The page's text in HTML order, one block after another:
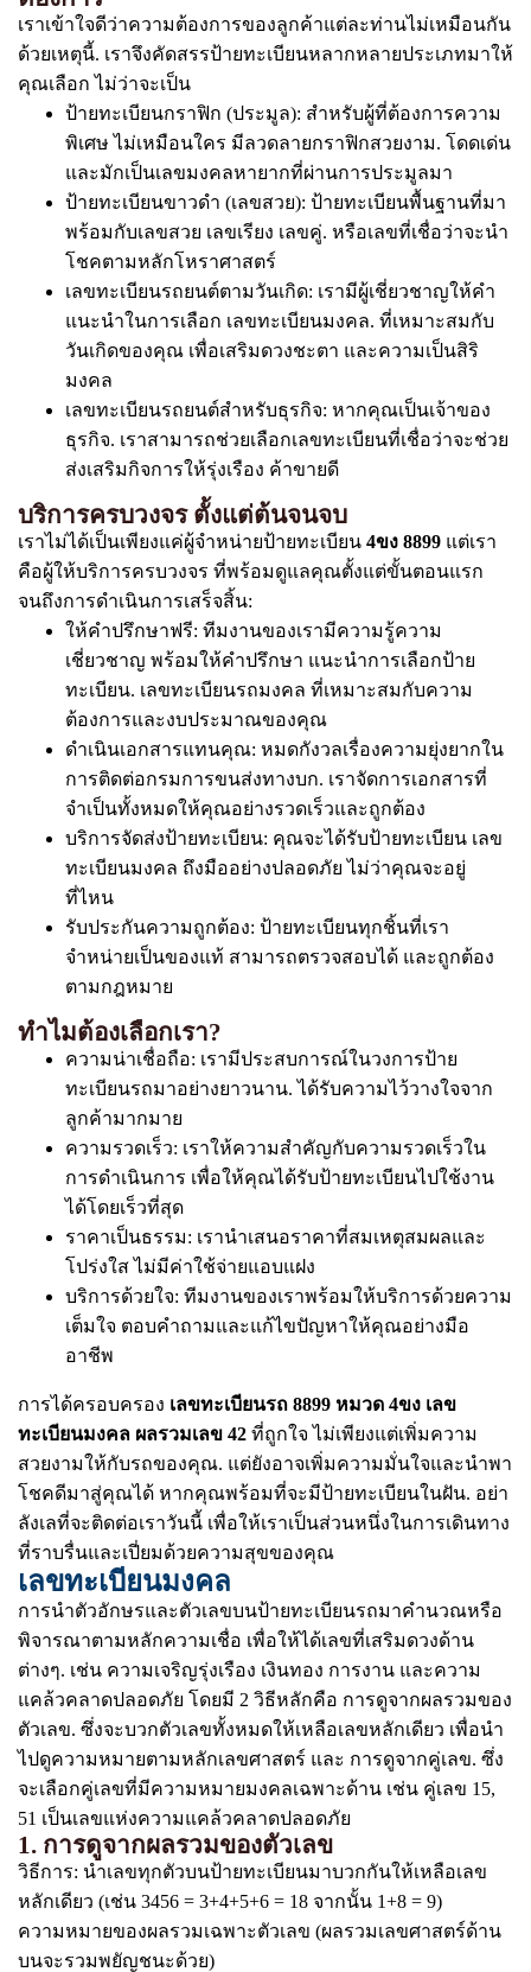
เราเข้าใจดีว่าความต้องการของลูกค้าแต่ละท่านไม่เหมือนกัน
ด้วยเหตุนี้. เราจึงคัดสรรป้ายทะเบียนหลากหลายประเภทมาให้
คุณเลือก ไม่ว่าจะเป็น
ป้ายทะเบียนกราฟิก (ประมูล): สำหรับผู้ที่ต้องการความ
พิเศษ ไม่เหมือนใคร มีลวดลายกราฟิกสวยงาม. โดดเด่น
และมักเป็นเลขมงคลหายากที่ผ่านการประมูลมา
ป้ายทะเบียนขาวดำ (เลขสวย): ป้ายทะเบียนพื้นฐานที่มา
พร้อมกับเลขสวย เลขเรียง เลขคู่. หรือเลขที่เชื่อว่าจะนำ
โชคตามหลักโหราศาสตร์
เลขทะเบียนรถยนต์ตามวันเกิด: เรามีผู้เชี่ยวชาญให้คำ
แนะนำในการเลือก เลขทะเบียนมงคล. ที่เหมาะสมกับ
วันเกิดของคุณ เพื่อเสริมดวงชะตา และความเป็นสิริ
มงคล
เลขทะเบียนรถยนต์สำหรับธุรกิจ: หากคุณเป็นเจ้าของ
ธุรกิจ. เราสามารถช่วยเลือกเลขทะเบียนที่เชื่อว่าจะช่วย
ส่งเสริมกิจการให้รุ่งเรือง ค้าขายดี
บริการครบวงจร ตั้งแต่ต้นจนจบ
เราไม่ได้เป็นเพียงแค่ผู้จำหน่ายป้ายทะเบียน 4ขง 8899 แต่เรา
คือผู้ให้บริการครบวงจร ที่พร้อมดูแลคุณตั้งแต่ขั้นตอนแรก
จนถึงการดำเนินการเสร็จสิ้น:
ให้คำปรึกษาฟรี: ทีมงานของเรามีความรู้ความ
เชี่ยวชาญ พร้อมให้คำปรึกษา แนะนำการเลือกป้าย
ทะเบียน. เลขทะเบียนรถมงคล ที่เหมาะสมกับความ
ต้องการและงบประมาณของคุณ
ดำเนินเอกสารแทนคุณ: หมดกังวลเรื่องความยุ่งยากใน
การติดต่อกรมการขนส่งทางบก. เราจัดการเอกสารที่
จำเป็นทั้งหมดให้คุณอย่างรวดเร็วและถูกต้อง
บริการจัดส่งป้ายทะเบียน: คุณจะได้รับป้ายทะเบียน เลข
ทะเบียนมงคล ถึงมืออย่างปลอดภัย ไม่ว่าคุณจะอยู่
ที่ไหน
รับประกันความถูกต้อง: ป้ายทะเบียนทุกชิ้นที่เรา
จำหน่ายเป็นของแท้ สามารถตรวจสอบได้ และถูกต้อง
ตามกฎหมาย
ทำไมต้องเลือกเรา?
ความน่าเชื่อถือ: เรามีประสบการณ์ในวงการป้าย
ทะเบียนรถมาอย่างยาวนาน. ได้รับความไว้วางใจจาก
ลูกค้ามากมาย
ความรวดเร็ว: เราให้ความสำคัญกับความรวดเร็วใน
การดำเนินการ เพื่อให้คุณได้รับป้ายทะเบียนไปใช้งาน
ได้โดยเร็วที่สุด
ราคาเป็นธรรม: เรานำเสนอราคาที่สมเหตุสมผลและ
โปร่งใส ไม่มีค่าใช้จ่ายแอบแฝง
บริการด้วยใจ: ทีมงานของเราพร้อมให้บริการด้วยความ
เต็มใจ ตอบคำถามและแก้ไขปัญหาให้คุณอย่างมือ
อาชีพ
การได้ครอบครอง เลขทะเบียนรถ 8899 หมวด 4ขง เลข
ทะเบียนมงคล ผลรวมเลข 42 ที่ถูกใจ ไม่เพียงแต่เพิ่มความ
สวยงามให้กับรถของคุณ. แต่ยังอาจเพิ่มความมั่นใจและนำพา
โชคดีมาสู่คุณได้ หากคุณพร้อมที่จะมีป้ายทะเบียนในฝัน. อย่า
ลังเลที่จะติดต่อเราวันนี้ เพื่อให้เราเป็นส่วนหนึ่งในการเดินทาง
ที่ราบรื่นและเปี่ยมด้วยความสุขของคุณ
เลขทะเบียนมงคล
การนำตัวอักษรและตัวเลขบนป้ายทะเบียนรถมาคำนวณหรือ
พิจารณาตามหลักความเชื่อ เพื่อให้ได้เลขที่เสริมดวงด้าน
ต่างๆ. เช่น ความเจริญรุ่งเรือง เงินทอง การงาน และความ
แคล้วคลาดปลอดภัย โดยมี 2 วิธีหลักคือ การดูจากผลรวมของ
ตัวเลข. ซึ่งจะบวกตัวเลขทั้งหมดให้เหลือเลขหลักเดียว เพื่อนำ
ไปดูความหมายตามหลักเลขศาสตร์ และ การดูจากคู่เลข. ซึ่ง
จะเลือกคู่เลขที่มีความหมายมงคลเฉพาะด้าน เช่น คู่เลข 15,
51 เป็นเลขแห่งความแคล้วคลาดปลอดภัย
1. การดูจากผลรวมของตัวเลข
วิธีการ: นำเลขทุกตัวบนป้ายทะเบียนมาบวกกันให้เหลือเลข
หลักเดียว (เช่น 3456 = 3+4+5+6 = 18 จากนั้น 1+8 = 9)
ความหมายของผลรวมเฉพาะตัวเลข (ผลรวมเลขศาสตร์ด้าน
บนจะรวมพยัญชนะด้วย)